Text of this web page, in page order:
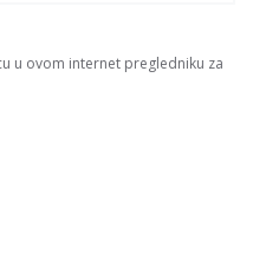
u ovom internet pregledniku za